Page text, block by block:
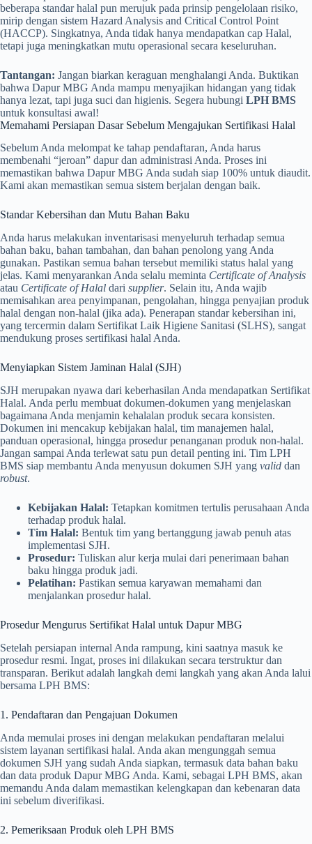
beberapa standar halal pun merujuk pada prinsip pengelolaan risiko,
mirip dengan sistem Hazard Analysis and Critical Control Point
(HACCP). Singkatnya, Anda tidak hanya mendapatkan cap Halal,
tetapi juga meningkatkan mutu operasional secara keseluruhan.
Tantangan: Jangan biarkan keraguan menghalangi Anda. Buktikan
bahwa Dapur MBG Anda mampu menyajikan hidangan yang tidak
hanya lezat, tapi juga suci dan higienis. Segera hubungi LPH BMS
untuk konsultasi awal!
Memahami Persiapan Dasar Sebelum Mengajukan Sertifikasi Halal
Sebelum Anda melompat ke tahap pendaftaran, Anda harus
membenahi “jeroan” dapur dan administrasi Anda. Proses ini
memastikan bahwa Dapur MBG Anda sudah siap 100% untuk diaudit.
Kami akan memastikan semua sistem berjalan dengan baik.
Standar Kebersihan dan Mutu Bahan Baku
Anda harus melakukan inventarisasi menyeluruh terhadap semua
bahan baku, bahan tambahan, dan bahan penolong yang Anda
gunakan. Pastikan semua bahan tersebut memiliki status halal yang
jelas. Kami menyarankan Anda selalu meminta Certificate of Analysis
atau Certificate of Halal dari supplier. Selain itu, Anda wajib
memisahkan area penyimpanan, pengolahan, hingga penyajian produk
halal dengan non-halal (jika ada). Penerapan standar kebersihan ini,
yang tercermin dalam Sertifikat Laik Higiene Sanitasi (SLHS), sangat
mendukung proses sertifikasi halal Anda.
Menyiapkan Sistem Jaminan Halal (SJH)
SJH merupakan nyawa dari keberhasilan Anda mendapatkan Sertifikat
Halal. Anda perlu membuat dokumen-dokumen yang menjelaskan
bagaimana Anda menjamin kehalalan produk secara konsisten.
Dokumen ini mencakup kebijakan halal, tim manajemen halal,
panduan operasional, hingga prosedur penanganan produk non-halal.
Jangan sampai Anda terlewat satu pun detail penting ini. Tim LPH
BMS siap membantu Anda menyusun dokumen SJH yang valid dan
robust.
Kebijakan Halal: Tetapkan komitmen tertulis perusahaan Anda
terhadap produk halal.
Tim Halal: Bentuk tim yang bertanggung jawab penuh atas
implementasi SJH.
Prosedur: Tuliskan alur kerja mulai dari penerimaan bahan
baku hingga produk jadi.
Pelatihan: Pastikan semua karyawan memahami dan
menjalankan prosedur halal.
Prosedur Mengurus Sertifikat Halal untuk Dapur MBG
Setelah persiapan internal Anda rampung, kini saatnya masuk ke
prosedur resmi. Ingat, proses ini dilakukan secara terstruktur dan
transparan. Berikut adalah langkah demi langkah yang akan Anda lalui
bersama LPH BMS:
1. Pendaftaran dan Pengajuan Dokumen
Anda memulai proses ini dengan melakukan pendaftaran melalui
sistem layanan sertifikasi halal. Anda akan mengunggah semua
dokumen SJH yang sudah Anda siapkan, termasuk data bahan baku
dan data produk Dapur MBG Anda. Kami, sebagai LPH BMS, akan
memandu Anda dalam memastikan kelengkapan dan kebenaran data
ini sebelum diverifikasi.
2. Pemeriksaan Produk oleh LPH BMS